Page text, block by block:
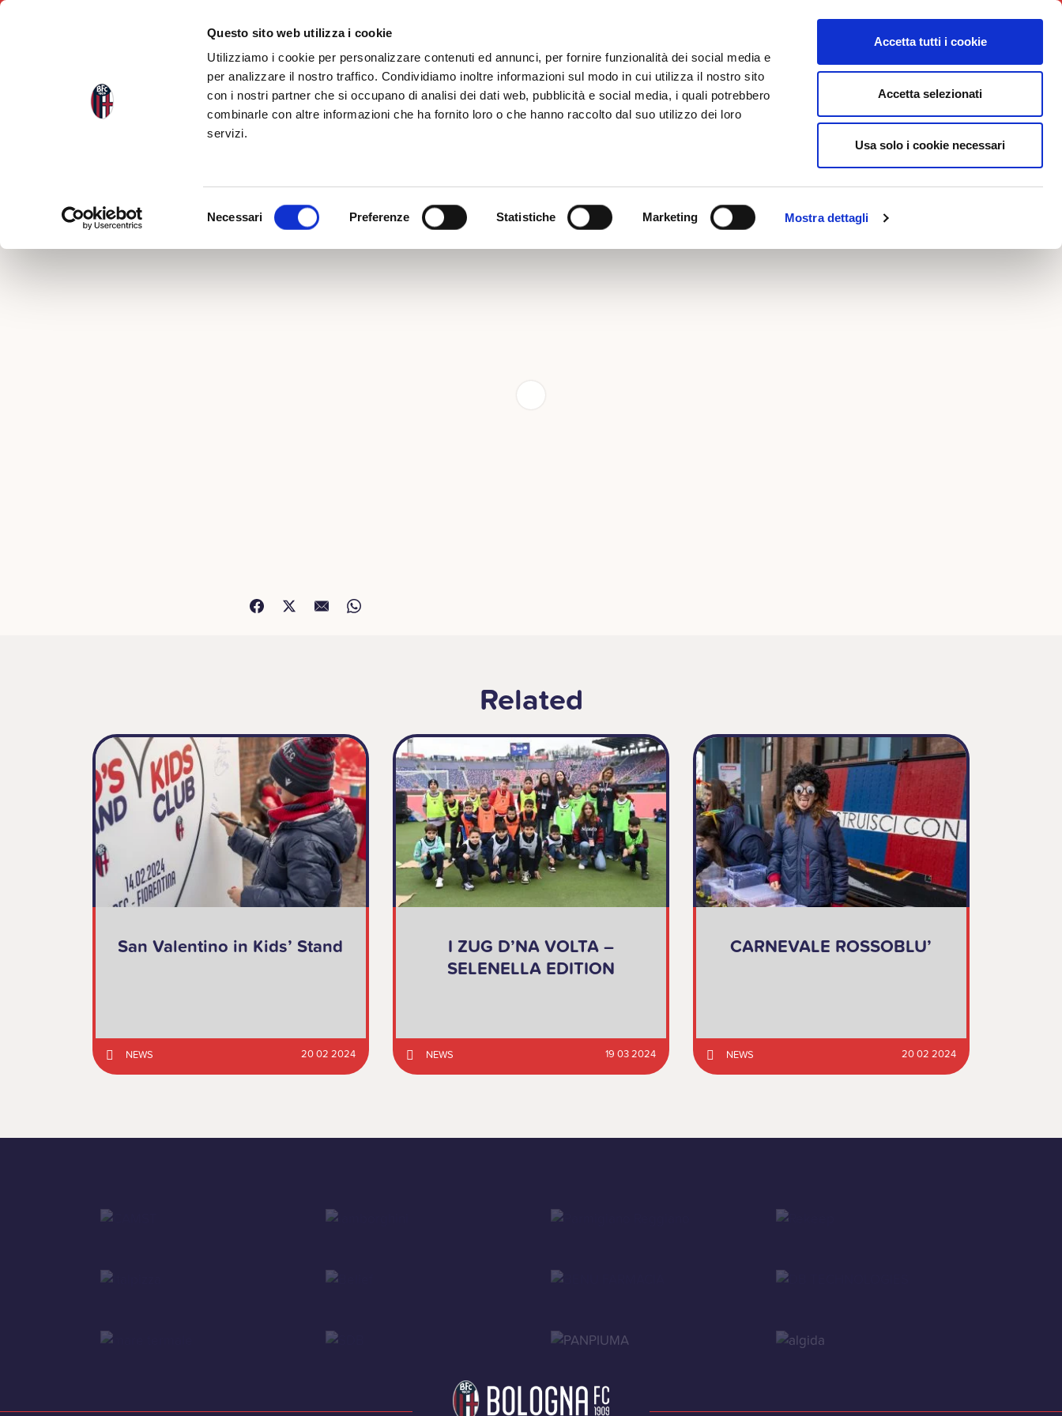
Questo sito web utilizza i cookie
Utilizziamo i cookie per personalizzare contenuti ed annunci, per fornire funzionalità dei social media e
per analizzare il nostro traffico. Condividiamo inoltre informazioni sul modo in cui utilizza il nostro sito
con i nostri partner che si occupano di analisi dei dati web, pubblicità e social media, i quali potrebbero
combinarle con altre informazioni che ha fornito loro o che hanno raccolto dal suo utilizzo dei loro
servizi.
Necessari Preferenze Statistiche Marketing Mostra dettagli
Accetta tutti i cookie
Accetta selezionati
Usa solo i cookie necessari
Indietro
Related
San Valentino in Kids’ Stand
NEWS 20 02 2024
I ZUG D’NA VOLTA –
SELENELLA EDITION
NEWS 19 03 2024
CARNEVALE ROSSOBLU’
NEWS 20 02 2024